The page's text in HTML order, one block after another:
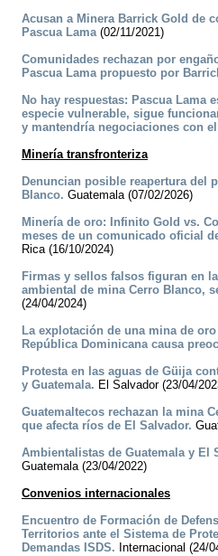
Acusan a Minera Barrick Gold de
Pascua Lama(02/11/2021)
Comunidades rechazan por
Pascua Lama propuesto por
No hay respuestas: Pascua Lama
especie vulnerable, sigue
y mantendría negociaciones con el
Minería transfronteriza
Denuncian posible reapertura del
Blanco. Guatemala (07/02/2026)
Minería de oro: Infinito Gold vs.
meses de un comunicado oficial
Rica (16/10/2024)
Firmas y sellos falsos figuran en
ambiental de mina Cerro Blanco,
(24/04/2024)
La explotación de una mina de
República Dominicana causa
Protesta en las aguas de Güija
y Guatemala. El Salvador (23/04/
Guatemaltecos rechazan la mina
que afecta ríos de El Salvador.
Ambientalistas de Guatemala y El
Guatemala (23/04/2022)
Convenios internacionales
Encuentro de Formación de
Territorios ante el Sistema de
Demandas ISDS. Internacional (24/